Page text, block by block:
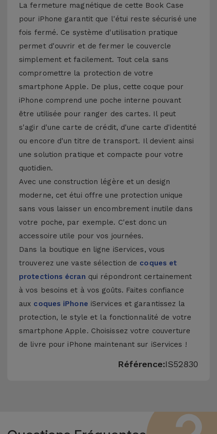
La fermeture magnétique de cette Book Case
pour iPhone garantit que l'étui reste sécurisé une
fois fermé. Ce système d'utilisation pratique
permet d'ouvrir et de fermer le couvercle
simplement et facilement. Tout cela sans
compromettre la protection de votre
smartphone Apple. De plus, cette coque pour
iPhone comprend une poche interne pouvant
être utilisée pour ranger des cartes. Il peut
s'agir d'une carte de crédit, d'une carte d'identité
ou encore d'un titre de transport. Il devient ainsi
une solution pratique et compacte pour votre
quotidien.
Avec une construction légère et un design
moderne, cet étui offre une protection unique
sans vous laisser un encombrement inutile dans
votre poche, par exemple. C'est donc un
accessoire utile pour vos journées.
Dans la boutique en ligne iServices, vous
trouverez une vaste sélection de coques et
protections écran qui répondront certainement
à vos besoins et à vos goûts. Faites confiance
aux coques iPhone iServices et garantissez la
protection, le style et la fonctionnalité de votre
smartphone Apple. Choisissez votre couverture
de livre pour iPhone maintenant sur iServices !
Référence:IS52830